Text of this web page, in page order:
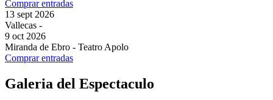
Comprar entradas
13 sept 2026
Vallecas -
9 oct 2026
Miranda de Ebro - Teatro Apolo
Comprar entradas
Galeria del Espectaculo